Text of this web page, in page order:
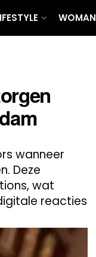
WOMAN
wanneer
Deze
wat
reacties